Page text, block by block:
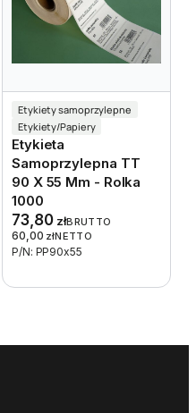
Etykiety samoprzylepne
Etykiety/Papiery
Etykieta
Samoprzylepna TT
90 X 55 Mm - Rolka
1000
73,80 złBRUTTO
60,00 złNETTO
P/N: PP90x55